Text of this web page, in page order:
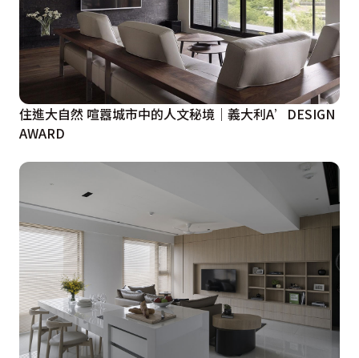
住進大自然 喧囂城市中的人文秘境｜義大利A’DESIGN
AWARD